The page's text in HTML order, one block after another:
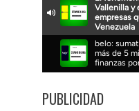
PUBLICIDAD